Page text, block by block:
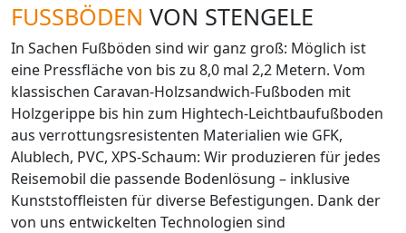
FUSSBÖDEN VON STENGELE
In Sachen Fußböden sind wir ganz groß: Möglich ist
eine Pressfläche von bis zu 8,0 mal 2,2 Metern. Vom
klassischen Caravan-Holzsandwich-Fußboden mit
Holzgerippe bis hin zum Hightech-Leichtbaufußboden
aus verrottungsresistenten Materialien wie GFK,
Alublech, PVC, XPS-Schaum: Wir produzieren für jedes
Reisemobil die passende Bodenlösung – inklusive
Kunststoffleisten für diverse Befestigungen. Dank der
von uns entwickelten Technologien sind